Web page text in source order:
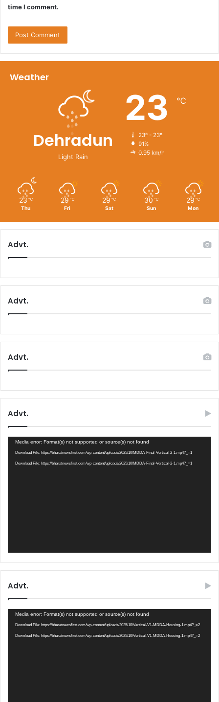
time I comment.
Weather
Dehradun
Light Rain
23 ℃
23º - 23º
91%
0.95 km/h
23 ℃
Thu
29 ℃
Fri
29 ℃
Sat
30 ℃
Sun
29 ℃
Mon
Advt.
Advt.
Advt.
Advt.
Video
Player
Media error: Format(s) not supported or source(s) not found
Download File: https://bharatnewsfirst.com/wp-content/uploads/2025/10/MDDA-Final-Vertical-2-1.mp4?_=1
Download File: https://bharatnewsfirst.com/wp-content/uploads/2025/10/MDDA-Final-Vertical-2-1.mp4?_=1
Advt.
Video
Player
Media error: Format(s) not supported or source(s) not found
Download File: https://bharatnewsfirst.com/wp-content/uploads/2025/10/Vertical-V1-MDDA-Housing-1.mp4?_=2
Download File: https://bharatnewsfirst.com/wp-content/uploads/2025/10/Vertical-V1-MDDA-Housing-1.mp4?_=2